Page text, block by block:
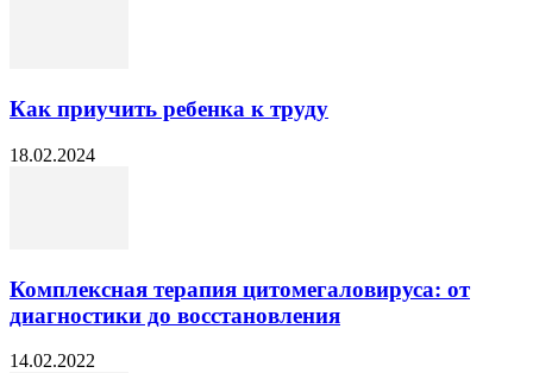
Как приучить ребенка к труду
18.02.2024
Комплексная терапия цитомегаловируса: от
диагностики до восстановления
14.02.2022